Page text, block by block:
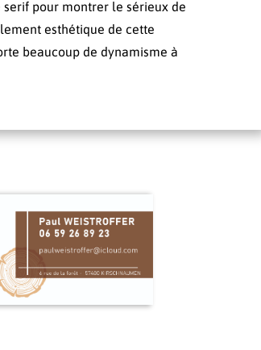
pour montrer le sérieux de
esthétique de cette
beaucoup de dynamisme à